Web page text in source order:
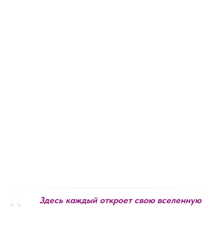
“ Здесь каждый откроет свою вселенную